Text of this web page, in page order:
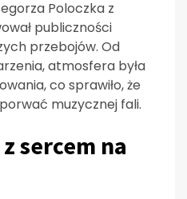
Poloczka z
publiczności
przebojów. Od
atmosfera była
co sprawiło, że
muzycznej fali.
sercem na